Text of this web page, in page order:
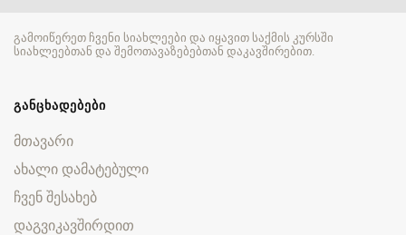
გამოიწერეთ ჩვენი სიახლეები და იყავით საქმის კურსში
სიახლეებთან და შემოთავაზებებთან დაკავშირებით.
ᲒᲐᲜᲪᲮᲐᲓᲔᲑᲔᲑᲘ
მთავარი
ახალი დამატებული
ჩვენ შესახებ
დაგვიკავშირდით